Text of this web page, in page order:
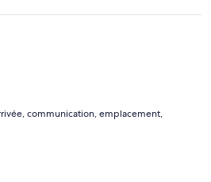
communication, emplacement,